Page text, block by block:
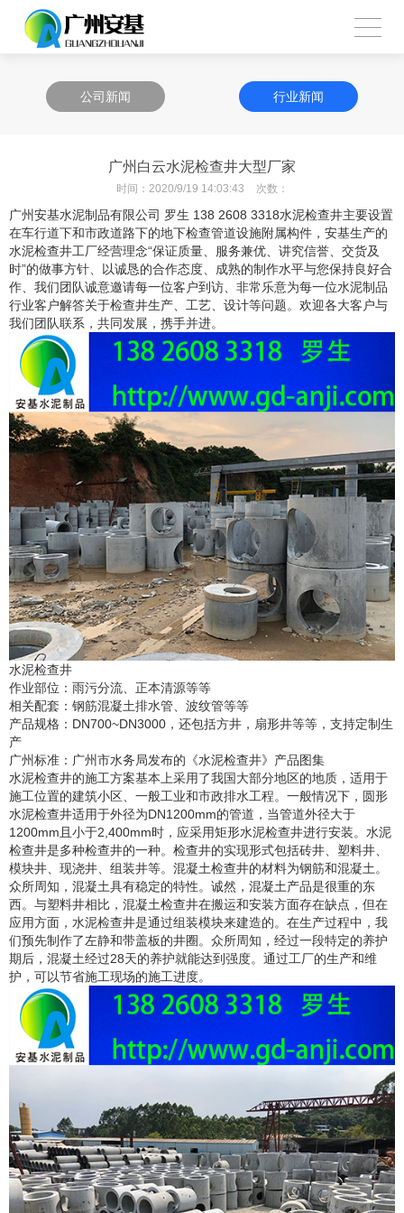
公司新闻 行业新闻
广州白云水泥检查井大型厂家
时间： 2020/9/19 14:03:43 次数：
广州安基水泥制品有限公司 罗生 138 2608 3318水泥检查井主要设置
在车行道下和市政道路下的地下检查管道设施附属构件，安基生产的
水泥检查井工厂经营理念“保证质量、服务兼优、讲究信誉、交货及
时”的做事方针、以诚恳的合作态度、成熟的制作水平与您保持良好合
作、我们团队诚意邀请每一位客户到访、非常乐意为每一位水泥制品
行业客户解答关于检查井生产、工艺、设计等问题。欢迎各大客户与
我们团队联系，共同发展，携手并进。
水泥检查井
作业部位：雨污分流、正本清源等等
相关配套：钢筋混凝土排水管、波纹管等等
产品规格： DN700~DN3000 ，还包括方井，扇形井等等，支持定制生
产
广州标准：广州市水务局发布的《水泥检查井》产品图集
水泥检查井的施工方案基本上采用了我国大部分地区的地质，适用于
施工位置的建筑小区、一般工业和市政排水工程。一般情况下，圆形
水泥检查井适用于外径为DN1200mm的管道，当管道外径大于
1200mm 且小于2,400mm时，应采用矩形水泥检查井进行安装。水泥
检查井是多种检查井的一种。检查井的实现形式包括砖井、塑料井、
模块井、现浇井、组装井等。混凝土检查井的材料为钢筋和混凝土。
众所周知，混凝土具有稳定的特性。诚然，混凝土产品是很重的东
西。与塑料井相比，混凝土检查井在搬运和安装方面存在缺点，但在
应用方面，水泥检查井是通过组装模块来建造的。在生产过程中，我
们预先制作了左静和带盖板的井圈。众所周知，经过一段特定的养护
期后，混凝土经过28天的养护就能达到强度。通过工厂的生产和维
护，可以节省施工现场的施工进度。